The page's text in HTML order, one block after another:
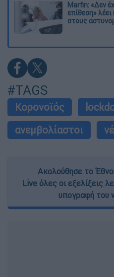
Marfin: «Δεν
επίθεση»
στους
#TAGS
Κορονοϊός
ανεμβολίαστοι
Ακολούθησε το
Live όλες οι εξελίξεις
υπογραφή του